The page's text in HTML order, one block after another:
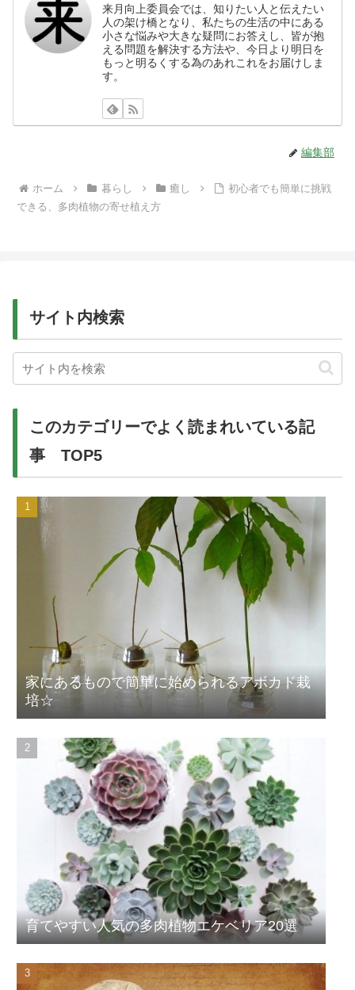
来月向上委員会では、知りたい人と伝えたい
人の架け橋となり、私たちの生活の中にある
小さな悩みや大きな疑問にお答えし、皆が抱
える問題を解決する方法や、今日より明日を
もっと明るくする為のあれこれをお届けしま
す。
編集部
ホーム 暮らし 癒し
初心者でも簡単に挑戦
できる、多肉植物の寄せ植え方
サイト内検索
このカテゴリーでよく読まれいている記
事 TOP5
家にあるもので簡単に始められるアボカド栽
培☆
育てやすい人気の多肉植物エケベリア20選